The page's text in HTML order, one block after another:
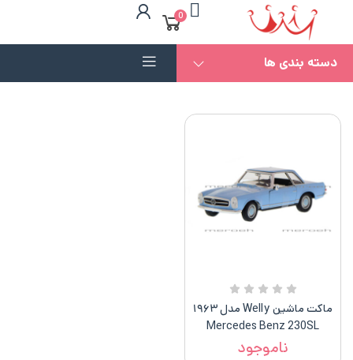
0
دسته بندی ها
ماکت ماشین Welly مدل ۱۹۶۳
Mercedes Benz 230SL
ناموجود